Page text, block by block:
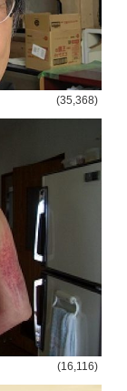
(35,368)
(16,116)